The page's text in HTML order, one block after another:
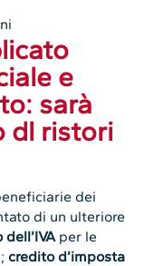
e
sarà
dl ristori
dei
di un ulteriore
per le
credito d’imposta